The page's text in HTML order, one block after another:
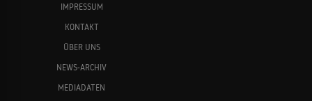
IMPRESSUM
KONTAKT
ÜBER UNS
NEWS-ARCHIV
MEDIADATEN